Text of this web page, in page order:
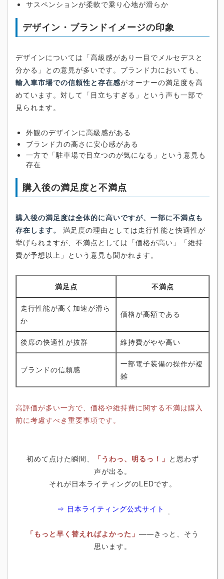
サスペンションが柔軟で乗り心地が滑らか
デザイン・ブランドイメージの印象
デザインについては「高級感があり一目でメルセデスと
分かる」との意見が多いです。ブランド力においても、
輸入車市場での信頼性と存在感がオーナーの満足度を高
めています。対して「目立ちすぎる」という声も一部で
見られます。
外観のデザインに高級感がある
ブランド力の高さに安心感がある
一方で「駐車場で目立つのが気になる」という意見も
存在
購入後の満足度と不満点
購入後の満足度は全体的に高いですが、一部に不満点も
存在します。
満足度の理由としては走行性能と快適性が
挙げられますが、不満点としては「価格が高い」「維持
費が予想以上」という意見も聞かれます。
満足点 不満点
走行性能が高く加速が滑ら
か
価格が高額である
後席の快適性が抜群 維持費がやや高い
ブランドの信頼感
一部電子装備の操作が複
雑
高評価が多い一方で、価格や維持費に関する不満は購入
前に考慮すべき重要事項です。
初めて点けた瞬間、 「うわっ、明るっ！」 と思わず
声が出る。
それが日本ライティングのLEDです。
⇒ 日本ライティング公式サイト
「もっと早く替えればよかった」 ――きっと、そう
思います。